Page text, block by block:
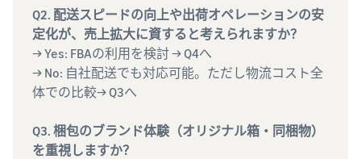
Q2. 配送スピードの向上や出荷オペレーションの安
定化が、売上拡大に資すると考えられますか？
→ Yes: FBAの利用を検討 → Q4へ
→ No: 自社配送でも対応可能。ただし物流コスト全
体での比較→ Q3へ
Q3. 梱包のブランド体験（オリジナル箱・同梱物）
を重視しますか？